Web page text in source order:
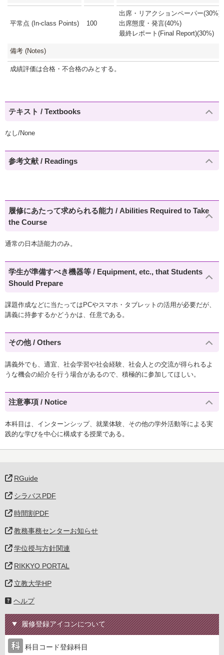
平常点 (In-class Points) 100
出席・リアクションペーパー(30%)
出席態度・発言(40%)
最終レポート(Final Report)(30%)
備考 (Notes)
成績評価は合格・不合格のみとする。
テキスト / Textbooks
なし/None
参考文献 / Readings
履修にあたって求められる能力 / Abilities Required to Take
the Course
通常の日本語能力のみ。
学生が準備すべき機器等 / Equipment, etc., that Students
Should Prepare
課題作成などに当たってはPCやスマホ・タブレットの活用が必要だが、
講義に持参するかどうかは、任意である。
その他 / Others
講義外でも、適宜、社会学習や社会経験、社会人との交流が得られるよ
うな機会の紹介を行う場合があるので、積極的に参加してほしい。
注意事項 / Notice
本科目は、インターンシップ、就業体験、その他の学外活動等による実
践的な学びを中心に構成する授業である。
RGuide
シラバスPDF
時間割PDF
教務事務センターお知らせ
学位授与方針関連
RIKKYO PORTAL
立教大学HP
ヘルプ
履修登録アイコンについて
科目コード登録科目